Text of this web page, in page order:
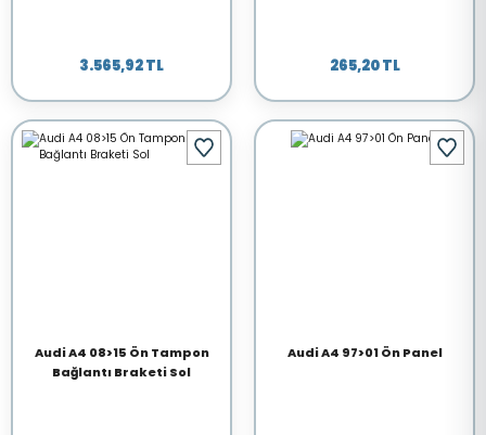
3.565,92 TL 265,20 TL
Audi A4 08>15 Ön Tampon
Bağlantı Braketi Sol
Audi A4 97>01 Ön Panel